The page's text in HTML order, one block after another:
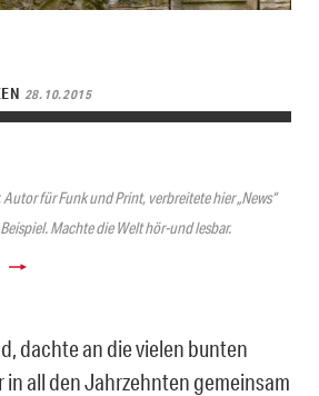
28.10.2015
für Funk und Print, verbreitete hier „News“
Machte die Welt hör-und lesbar.
dachte an die vielen bunten
in all den Jahrzehnten gemeinsam